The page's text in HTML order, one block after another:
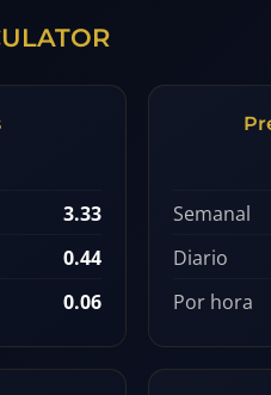
3.33
0.44
0.06
Semanal
Diario
Por hora